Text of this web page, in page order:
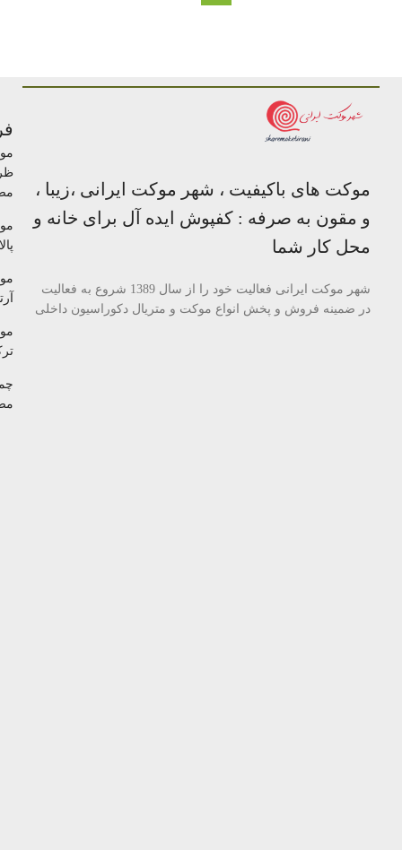
موکت های باکیفیت ، شهر موکت ایرانی ،زیبا ،
و مقون به صرفه : کفپوش ایده آل برای خانه و
محل کار شما
شهر موکت ایرانی فعالیت خود را از سال 1389 شروع به فعالیت
در ضمینه فروش و پخش انواع موکت و متریال دکوراسیون داخلی